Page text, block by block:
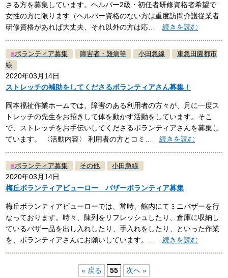
さる方を募集しています。ヘルパー2級・初任者研修資格者希望で
女性の方に限ります（ヘルパー資格のない方は重度訪問介護従業者
研修資格があれば大丈夫、それ以外の方は応…続きを読む
■ボランティア募集 障害者・難病等 小田急線
東急田園都市
線
2020年03月14日
ストレッチの補助をしてくださるボランティアさん募集！
岡本福祉作業ホームでは、障害のある利用者の方々が、月に一度ス
トレッチの先生をお招きして体を動かす活動をしています。そこ
で、ストレッチをお手伝いしてくださるボランティアさんを募集し
ています。 〈活動内容〉 利用者の方とコミ…続きを読む
■ボランティア募集 その他 小田急線
2020年03月14日
梅丘ボランティアビューロー バザーボランティア募集
梅丘ボランティアビューローでは、常時、館内にてミニバザーを行
なっております。時々、陳列をリフレッシュしたり、倉庫に収納し
ているバザー品を出し入れしたり、手入れをしたり、といった作業
を、ボランティアさんにお願いしています。…続きを読む
« 戻る 55 次へ »